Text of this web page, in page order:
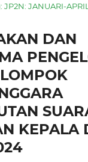
JP2N: JANUARI-
DAN
KEPALA